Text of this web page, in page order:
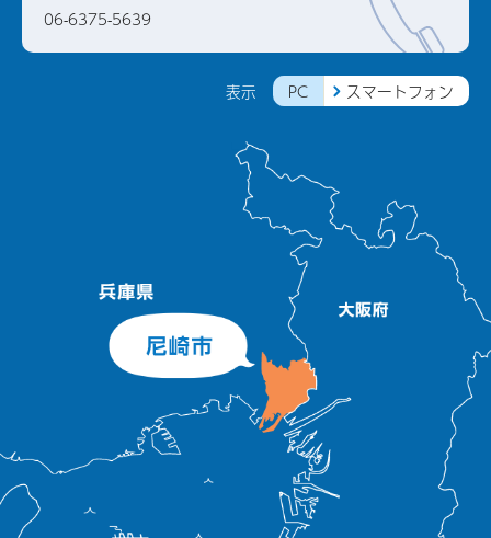
表示 PC スマートフォン
06-6375-5639